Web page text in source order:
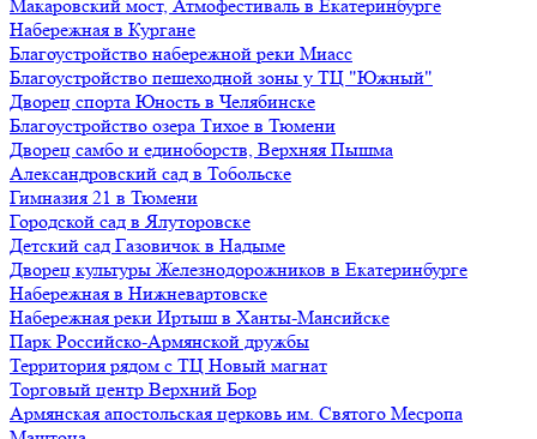
Макаровский мост, Атмофестиваль в Екатеринбурге
Набережная в Кургане
Благоустройство набережной реки Миасс
Благоустройство пешеходной зоны у ТЦ "Южный"
Дворец спорта Юность в Челябинске
Благоустройство озера Тихое в Тюмени
Дворец самбо и единоборств, Верхняя Пышма
Александровский сад в Тобольске
Гимназия 21 в Тюмени
Городской сад в Ялуторовске
Детский сад Газовичок в Надыме
Дворец культуры Железнодорожников в Екатеринбурге
Набережная в Нижневартовске
Набережная реки Иртыш в Ханты-Мансийске
Парк Российско-Армянской дружбы
Территория рядом с ТЦ Новый магнат
Торговый центр Верхний Бор
Армянская апостольская церковь им. Святого Месропа